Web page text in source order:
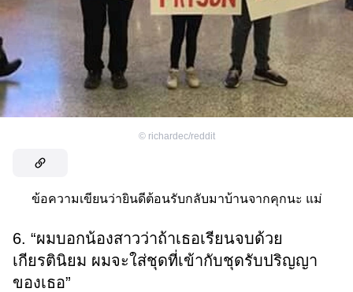
© richardec/reddit
ข้อความเขียนว่ายินดีต้อนรับกลับมาบ้านจากคุกนะ แม่
6. “ผมบอกน้องสาวว่าถ้าเธอเรียนจบด้วย
เกียรตินิยม ผมจะใส่ชุดที่เข้ากับชุดรับปริญญา
ของเธอ”